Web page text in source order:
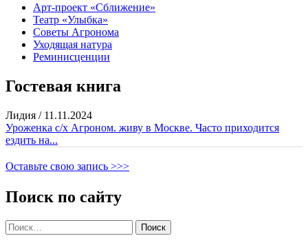
Арт-проект «Сближение»
Театр «Улыбка»
Советы Агронома
Уходящая натура
Реминисценции
Гостевая книга
Лидия / 11.11.2024
Уроженка с/х Агроном. живу в Москве. Часто приходится
ездить на...
Оставьте свою запись >>>
Поиск по сайту
Найти: